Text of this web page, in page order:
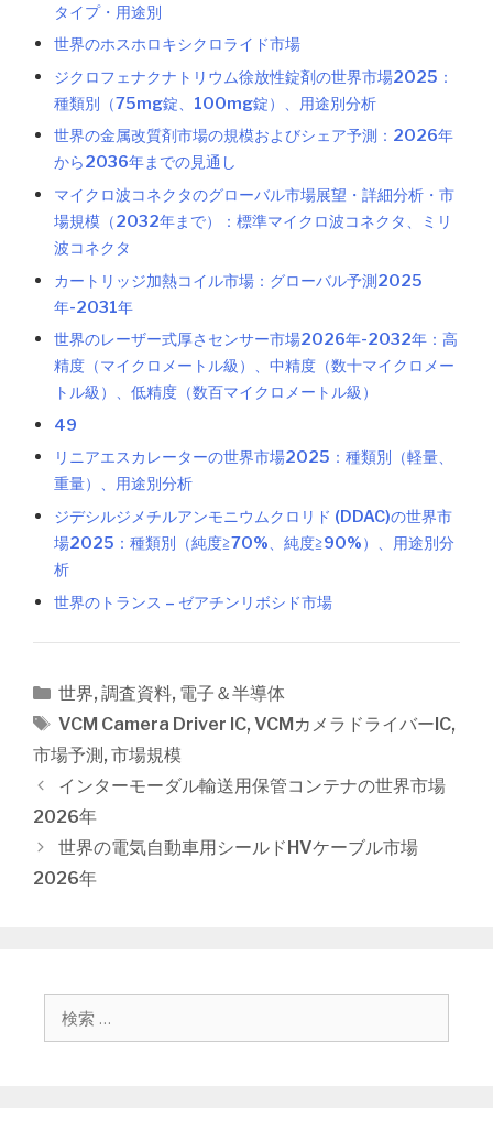
タイプ・用途別
世界のホスホロキシクロライド市場
ジクロフェナクナトリウム徐放性錠剤の世界市場2025：
種類別（75mg錠、100mg錠）、用途別分析
世界の金属改質剤市場の規模およびシェア予測：2026年
から2036年までの見通し
マイクロ波コネクタのグローバル市場展望・詳細分析・市
場規模（2032年まで）：標準マイクロ波コネクタ、ミリ
波コネクタ
カートリッジ加熱コイル市場：グローバル予測2025
年-2031年
世界のレーザー式厚さセンサー市場2026年-2032年：高
精度（マイクロメートル級）、中精度（数十マイクロメー
トル級）、低精度（数百マイクロメートル級）
49
リニアエスカレーターの世界市場2025：種類別（軽量、
重量）、用途別分析
ジデシルジメチルアンモニウムクロリド (DDAC)の世界市
場2025：種類別（純度≧70%、純度≧90%）、用途別分
析
世界のトランス – ゼアチンリボシド市場
カ
テ
ゴ
リ
ー
世界, 調査資料, 電子＆半導体
タ
グ
VCM Camera Driver IC, VCMカメラドライバーIC,
市場予測 , 市場規模
投
稿
ゲ
ン
インターモーダル輸送用保管コンテナの世界市場
2026年
世界の電気自動車用シールドHVケーブル市場
2026年